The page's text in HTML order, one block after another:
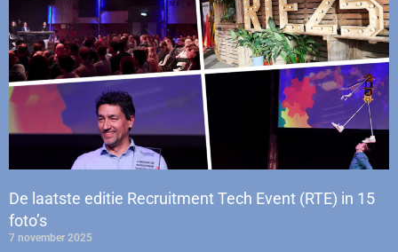
De laatste editie Recruitment Tech Event (RTE) in 15
foto’s
7 november 2025